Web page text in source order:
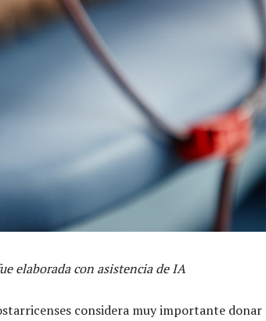
elaborada con asistencia de IA
considera muy importante donar